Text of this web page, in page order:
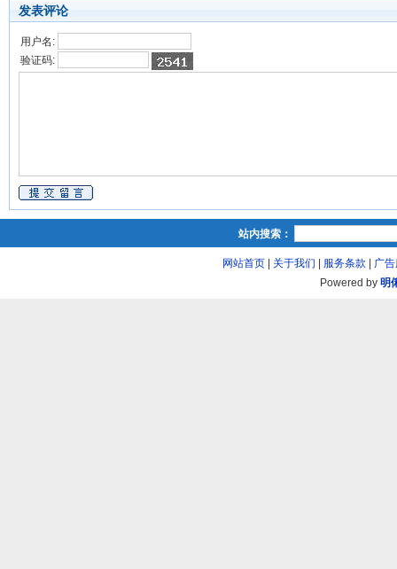
发表评论
用户名:
验证码:
站内搜索：
网站首页| 关于我们 服务条款
广
Powered by 明